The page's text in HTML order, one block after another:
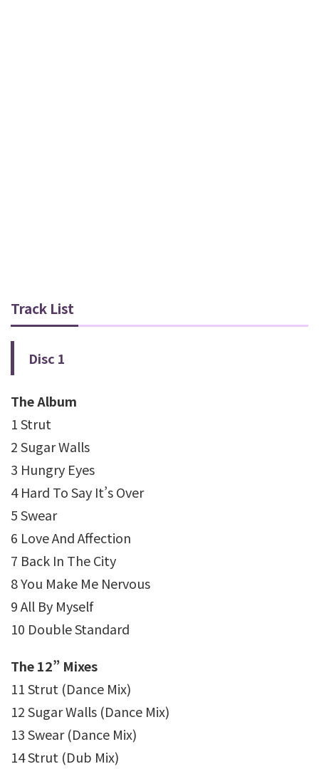
Track List
Disc 1
The Album
1 Strut
2 Sugar Walls
3 Hungry Eyes
4 Hard To Say It’s Over
5 Swear
6 Love And Affection
7 Back In The City
8 You Make Me Nervous
9 All By Myself
10 Double Standard
The 12” Mixes
11 Strut (Dance Mix)
12 Sugar Walls (Dance Mix)
13 Swear (Dance Mix)
14 Strut (Dub Mix)